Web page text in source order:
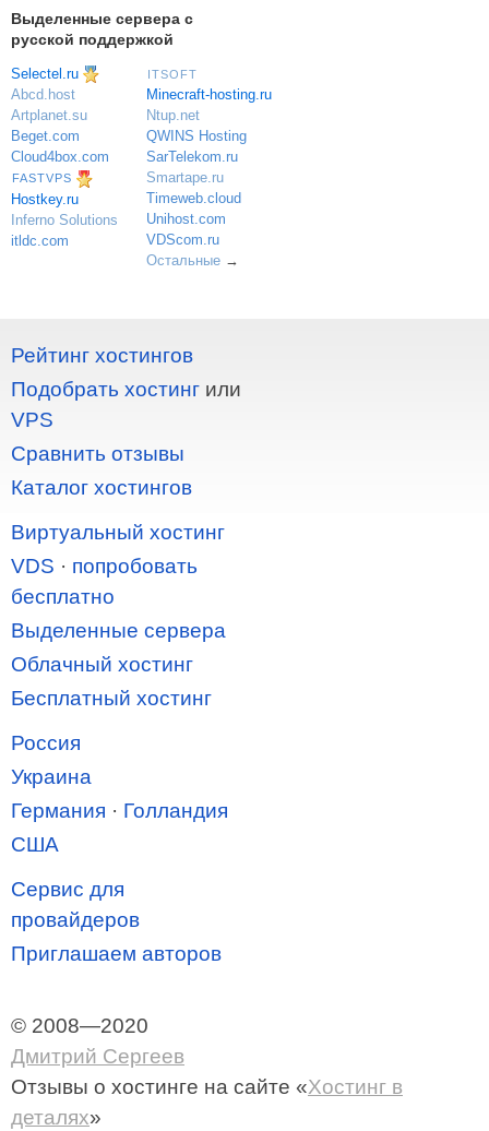
Выделенные сервера с
русской поддержкой
Selectel.ru
Abcd.host
Artplanet.su
Beget.com
Cloud4box.com
FASTVPS
Hostkey.ru
Inferno Solutions
itldc.com
ITSOFT
Minecraft-hosting.ru
Ntup.net
QWINS Hosting
SarTelekom.ru
Smartape.ru
Timeweb.cloud
Unihost.com
VDScom.ru
Остальные→
Рейтинг хостингов
Подобрать хостинг или
VPS
Сравнить отзывы
Каталог хостингов
Виртуальный хостинг
VDS · попробовать
бесплатно
Выделенные сервера
Облачный хостинг
Бесплатный хостинг
Россия
Украина
Германия · Голландия
США
Сервис для
провайдеров
Приглашаем авторов
© 2008—2020
Дмитрий Сергеев
Отзывы о хостинге на сайте «Хостинг в
деталях»